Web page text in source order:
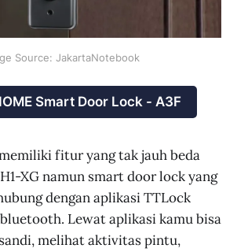
Source: JakartaNotebook
Smart Door Lock - A3F
fitur yang tak jauh beda
XG namun smart door lock yang
dengan aplikasi TTLock
Lewat aplikasi kamu bisa
melihat aktivitas pintu,